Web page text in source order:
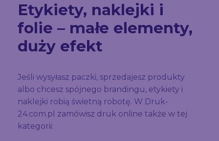
Etykiety, naklejki i
folie – małe elementy,
duży efekt
Jeśli wysyłasz paczki, sprzedajesz produkty
albo chcesz spójnego brandingu, etykiety i
naklejki robią świetną robotę. W Druk-
24.com.pl zamówisz druk online także w tej
kategorii: